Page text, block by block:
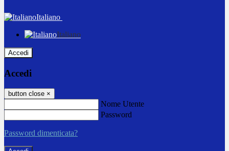
Italiano
Italiano
Accedi
Accedi
button close ×
Nome Utente
Password
Password dimenticata?